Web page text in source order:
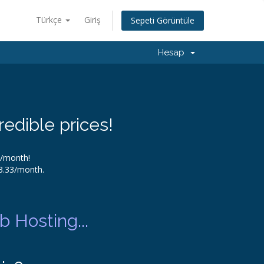
Türkçe Giriş Sepeti Görüntüle
Hesap
prices!
month!
month.
Hosting...